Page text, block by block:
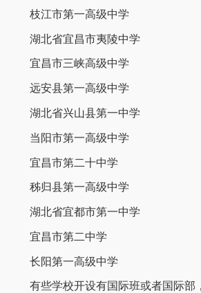
枝江市第一高级中学
湖北省宜昌市夷陵中学
宜昌市三峡高级中学
远安县第一高级中学
湖北省兴山县第一中学
当阳市第一高级中学
宜昌市第二十中学
秭归县第一高级中学
湖北省宜都市第一中学
宜昌市第二中学
长阳第一高级中学
有些学校开设有国际班或者国际部